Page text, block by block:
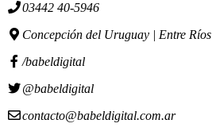
03442 40-5946
Concepción del Uruguay | Entre Ríos
/babeldigital
@babeldigital
contacto@babeldigital.com.ar